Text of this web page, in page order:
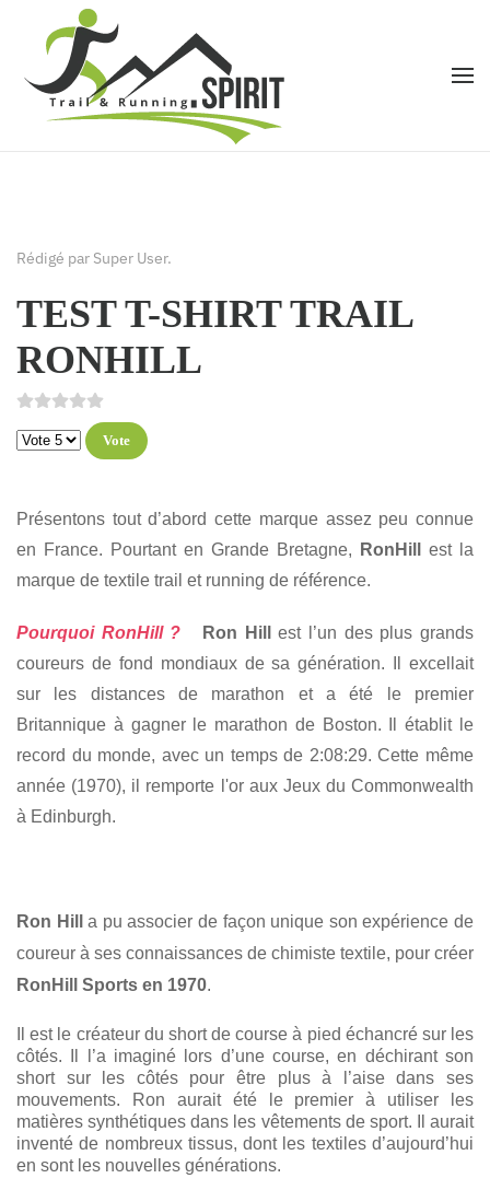
Accéder au contenu principal
Rédigé par Super User.
TEST T-SHIRT TRAIL
RONHILL
Veuillez voter
Présentons tout d’abord cette marque assez peu connue
en France. Pourtant en Grande Bretagne,
RonHill
est la
marque de textile trail et running de référence.
Pourquoi RonHill ? Ron Hill
est l’un des plus grands
coureurs de fond mondiaux de sa génération. Il excellait
sur les distances de marathon et a été le premier
Britannique à gagner le marathon de Boston. Il établit le
record du monde, avec un temps de 2:08:29. Cette même
année (1970), il remporte l'or aux Jeux du Commonwealth
à Edinburgh.
Ron Hill
a pu associer de façon unique son expérience de
coureur à ses connaissances de chimiste textile, pour créer
RonHill Sports en 1970.
Il est le créateur du short de course à pied échancré sur les
côtés. Il l’a imaginé lors d’une course, en déchirant son
short sur les côtés pour être plus à l’aise dans ses
mouvements. Ron aurait été le premier à utiliser les
matières synthétiques dans les vêtements de sport. Il aurait
inventé de nombreux tissus, dont les textiles d’aujourd’hui
en sont les nouvelles générations.